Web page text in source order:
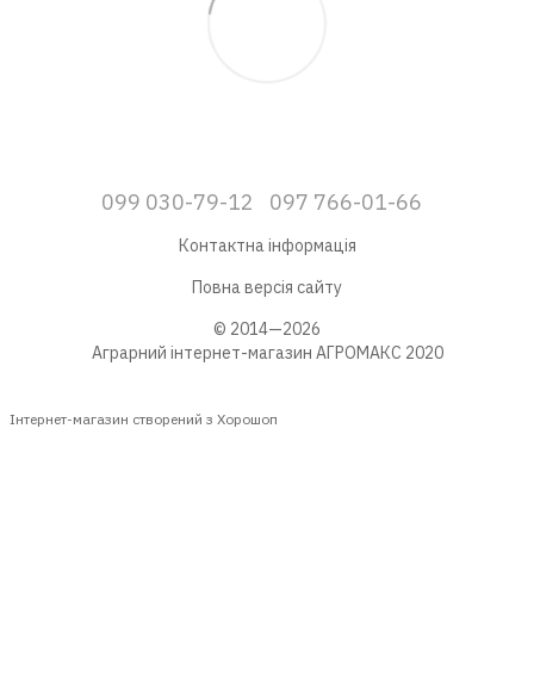
099 030-79-12 097 766-01-66
Контактна інформація
Повна версія сайту
© 2014—2026
Аграрний інтернет-магазин АГРОМАКС 2020
Інтернет-магазин створений з Хорошоп